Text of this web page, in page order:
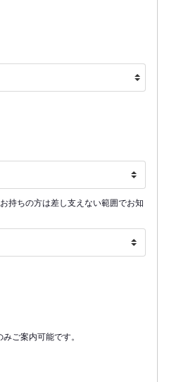
持ちの方は差し支えない範囲でお知
ご案内可能です。